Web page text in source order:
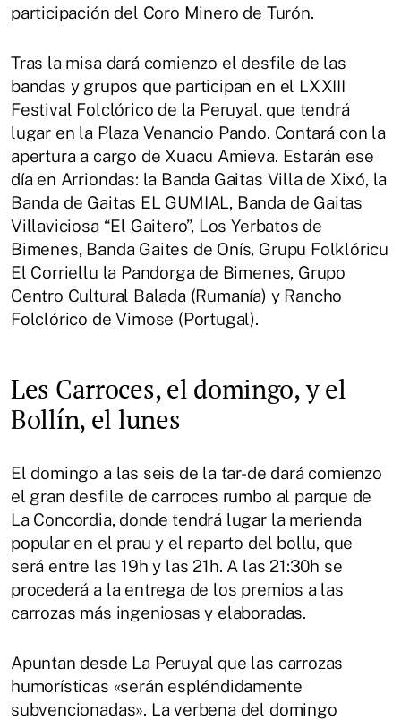
participación del Coro Minero de Turón.
Tras la misa dará comienzo el desfile de las
bandas y grupos que participan en el LXXIII
Festival Folclórico de la Peruyal, que tendrá
lugar en la Plaza Venancio Pando. Contará con la
apertura a cargo de Xuacu Amieva. Estarán ese
día en Arriondas: la Banda Gaitas Villa de Xixó, la
Banda de Gaitas EL GUMIAL, Banda de Gaitas
Villaviciosa “El Gaitero”, Los Yerbatos de
Bimenes, Banda Gaites de Onís, Grupu Folklóricu
El Corriellu la Pandorga de Bimenes, Grupo
Centro Cultural Balada (Rumanía) y Rancho
Folclórico de Vimose (Portugal).
Les Carroces, el domingo, y el
Bollín, el lunes
El domingo a las seis de la tar-de dará comienzo
el gran desfile de carroces rumbo al parque de
La Concordia, donde tendrá lugar la merienda
popular en el prau y el reparto del bollu, que
será entre las 19h y las 21h. A las 21:30h se
procederá a la entrega de los premios a las
carrozas más ingeniosas y elaboradas.
Apuntan desde La Peruyal que las carrozas
humorísticas «serán espléndidamente
subvencionadas». La verbena del domingo